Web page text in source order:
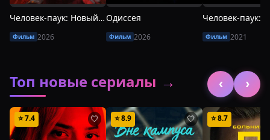
Человек-паук: Новый день
Фильм 2026
Одиссея
Фильм 2026 Фильм 2021
Топ новые сериалы → ‹ ›
⭐7.4 🤍 ⭐8.9 🤍 ⭐8.7